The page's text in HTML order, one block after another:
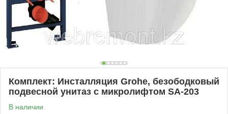
Комплект: Инсталляция Grohe, безободковый
подвесной унитаз с микролифтом SA-203
В наличии